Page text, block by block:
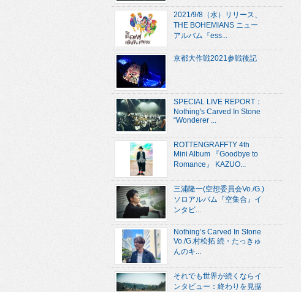
2021/9/8（水）リリース、
THE BOHEMIANS ニュー
アルバム『ess...
京都大作戦2021参戦後記
SPECIAL LIVE REPORT：
Nothing's Carved In Stone
“Wonderer ...
ROTTENGRAFFTY 4th
Mini Album 『Goodbye to
Romance』 KAZUO...
三浦隆一(空想委員会Vo./G.)
ソロアルバム『空集合』イ
ンタビ...
Nothing’s Carved In Stone
Vo./G.村松拓 続・たっきゅ
んのキ...
それでも世界が続くならイ
ンタビュー：終わりを見据